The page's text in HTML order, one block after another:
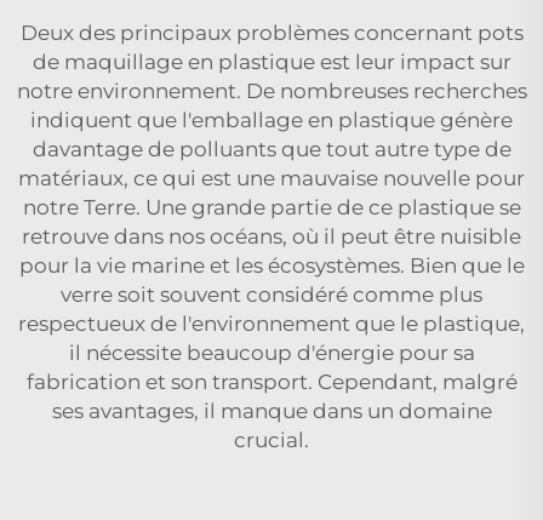
Deux des principaux problèmes concernant pots
de maquillage en plastique est leur impact sur
notre environnement. De nombreuses recherches
indiquent que l'emballage en plastique génère
davantage de polluants que tout autre type de
matériaux, ce qui est une mauvaise nouvelle pour
notre Terre. Une grande partie de ce plastique se
retrouve dans nos océans, où il peut être nuisible
pour la vie marine et les écosystèmes. Bien que le
verre soit souvent considéré comme plus
respectueux de l'environnement que le plastique,
il nécessite beaucoup d'énergie pour sa
fabrication et son transport. Cependant, malgré
ses avantages, il manque dans un domaine
crucial.